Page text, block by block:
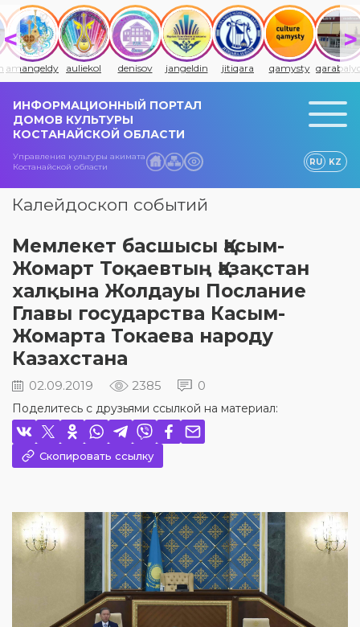
amangeldy auliekol denisov jangeldin jitiqara qamysty
ИНФОРМАЦИОННЫЙ ПОРТАЛ
ДОМОВ КУЛЬТУРЫ
КОСТАНАЙСКОЙ ОБЛАСТИ
Управления культуры акимата
Костанайской области
RU KZ
Калейдоскоп событий
Мемлекет басшысы Қасым-
Жомарт Тоқаевтың Қазақстан
халқына Жолдауы Послание
Главы государства Касым-
Жомарта Токаева народу
Казахстана
02.09.2019 2385 0
Поделитесь с друзьями ссылкой на материал:
Скопировать ссылку